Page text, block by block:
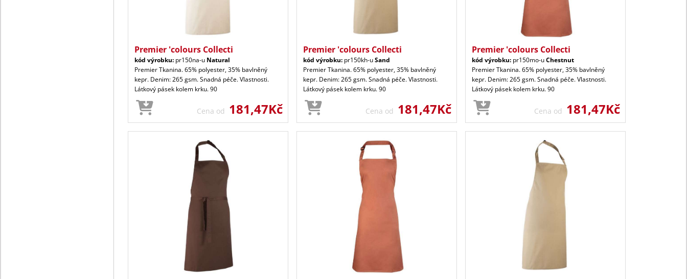
Premier 'colours Collecti
kód výrobku: pr150na-u Natural
Premier Tkanina. 65% polyester, 35% bavlněný
kepr. Denim: 265 gsm. Snadná péče. Vlastnosti.
Látkový pásek kolem krku. 90
Cena od 181,47Kč
Premier 'colours Collecti
kód výrobku: pr150kh-uSand
Premier Tkanina. 65% polyester, 35% bavlněný
kepr. Denim: 265 gsm. Snadná péče. Vlastnosti.
Látkový pásek kolem krku. 90
Cena od 181,47Kč
Premier 'colours Collecti
kód výrobku: pr150mo-uChestnut
Premier Tkanina. 65% polyester, 35% bavlněný
kepr. Denim: 265 gsm. Snadná péče. Vlastnosti.
Látkový pásek kolem krku. 90
Cena od 181,47Kč